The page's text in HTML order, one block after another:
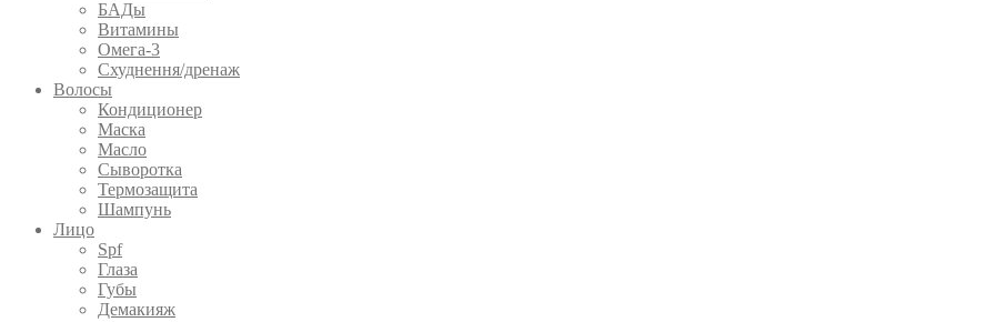
БАДы
Витамины
Омега-3
Схуднення/дренаж
Волосы
Кондиционер
Маска
Масло
Сыворотка
Термозащита
Шампунь
Лицо
Spf
Глаза
Губы
Демакияж